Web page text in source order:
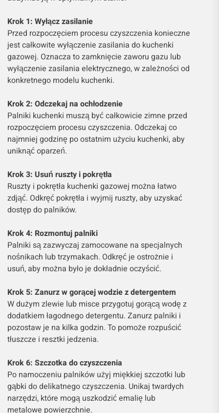
Krok 1: Wyłącz zasilanie
Przed rozpoczęciem procesu czyszczenia konieczne
jest całkowite wyłączenie zasilania do kuchenki
gazowej. Oznacza to zamknięcie zaworu gazu lub
wyłączenie zasilania elektrycznego, w zależności od
konkretnego modelu kuchenki.
Krok 2: Odczekaj na ochłodzenie
Palniki kuchenki muszą być całkowicie zimne przed
rozpoczęciem procesu czyszczenia. Odczekaj co
najmniej godzinę po ostatnim użyciu kuchenki, aby
uniknąć oparzeń.
Krok 3: Usuń ruszty i pokrętła
Ruszty i pokrętła kuchenki gazowej można łatwo
zdjąć. Odkręć pokrętła i wyjmij ruszty, aby uzyskać
dostęp do palników.
Krok 4: Rozmontuj palniki
Palniki są zazwyczaj zamocowane na specjalnych
nośnikach lub trzymakach. Odkręć je ostrożnie i
usuń, aby można było je dokładnie oczyścić.
Krok 5: Zanurz w gorącej wodzie z detergentem
W dużym zlewie lub misce przygotuj gorącą wodę z
dodatkiem łagodnego detergentu. Zanurz palniki i
pozostaw je na kilka godzin. To pomoże rozpuścić
tłuszcze i resztki jedzenia.
Krok 6: Szczotka do czyszczenia
Po namoczeniu palników użyj miękkiej szczotki lub
gąbki do delikatnego czyszczenia. Unikaj twardych
narzędzi, które mogą uszkodzić emalię lub
metalowe powierzchnie.